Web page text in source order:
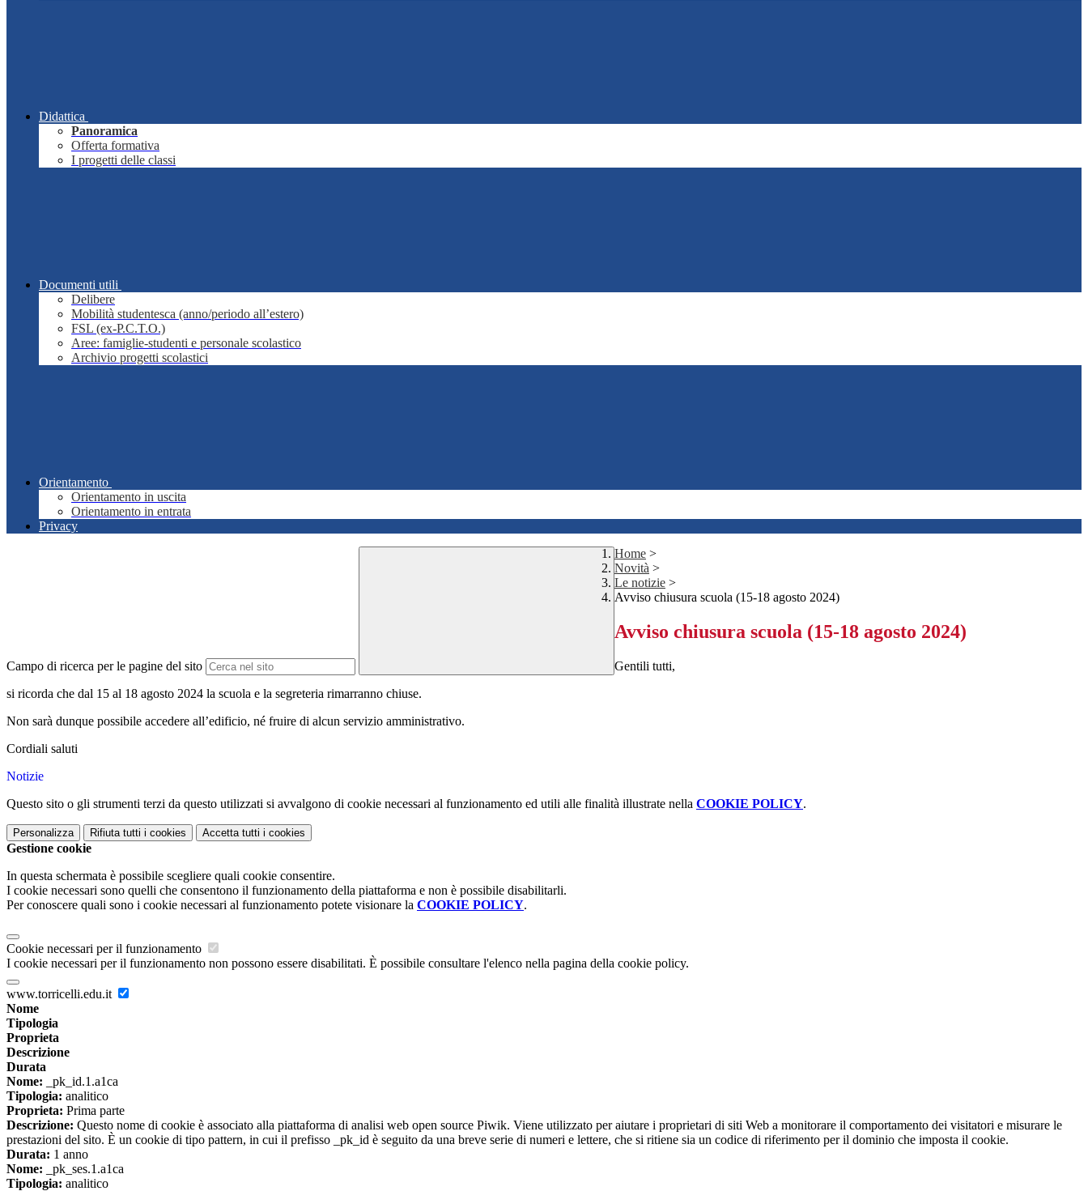
Didattica
Panoramica
Offerta formativa
I progetti delle classi
Documenti utili
Delibere
Mobilità studentesca (anno/periodo all’estero)
FSL (ex-P.C.T.O.)
Aree: famiglie-studenti e personale scolastico
Archivio progetti scolastici
Orientamento
Orientamento in uscita
Orientamento in entrata
Privacy
Campo di ricerca per le pagine del sito
Home >
Novità >
Le notizie >
Avviso chiusura scuola (15-18 agosto 2024)
Avviso chiusura scuola (15-18 agosto 2024)
Gentili tutti,
si ricorda che dal 15 al 18 agosto 2024 la scuola e la segreteria rimarranno chiuse.
Non sarà dunque possibile accedere all’edificio, né fruire di alcun servizio amministrativo.
Cordiali saluti
Notizie
Questo sito o gli strumenti terzi da questo utilizzati si avvalgono di cookie necessari al funzionamento ed utili alle finalità illustrate nella COOKIE POLICY.
Personalizza Rifiuta tutti i cookies Accetta tutti i cookies
Gestione cookie
In questa schermata è possibile scegliere quali cookie consentire.
I cookie necessari sono quelli che consentono il funzionamento della piattaforma e non è possibile disabilitarli.
Per conoscere quali sono i cookie necessari al funzionamento potete visionare la COOKIE POLICY.
Cookie necessari per il funzionamento
I cookie necessari per il funzionamento non possono essere disabilitati. È possibile consultare l'elenco nella pagina della cookie policy.
www.torricelli.edu.it
Nome
Tipologia
Proprieta
Descrizione
Durata
Nome: _pk_id.1.a1ca
Tipologia: analitico
Proprieta: Prima parte
Descrizione: Questo nome di cookie è associato alla piattaforma di analisi web open source Piwik. Viene utilizzato per aiutare i proprietari di siti Web a monitorare il comportamento dei visitatori e misurare le
prestazioni del sito. È un cookie di tipo pattern, in cui il prefisso _pk_id è seguito da una breve serie di numeri e lettere, che si ritiene sia un codice di riferimento per il dominio che imposta il cookie.
Durata: 1 anno
Nome: _pk_ses.1.a1ca
Tipologia: analitico